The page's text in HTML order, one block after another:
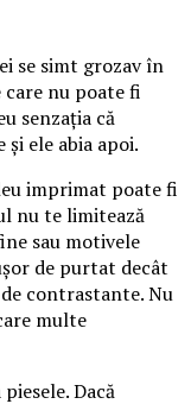
se simt grozav în
nu poate fi
senzația că
ele abia apoi.
imprimat poate fi
nu te limitează
sau motivele
de purtat decât
contrastante. Nu
multe
Dacă